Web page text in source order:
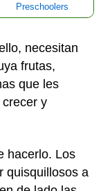
Preschoolers
necesitan
frutas,
que les
y
hacerlo. Los
quisquillosos a